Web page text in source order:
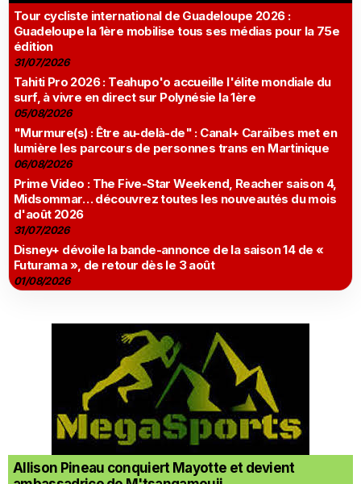
Tour cycliste international de Guadeloupe 2026 :
Guadeloupe la 1ère mobilise tous ses médias pour la 75e
édition
31/07/2026
Tahiti Pro 2026 : Teahupo'o accueille l'élite mondiale du
surf, à vivre en direct sur Polynésie la 1ère
05/08/2026
"Murmure(s) : Être au-delà-de" : Canal+ Caraïbes met en
lumière les parcours de personnes trans en Martinique
06/08/2026
Prime Video : The Five-Star Weekend, Reacher saison 4,
Midsommar… découvrez toutes les nouveautés du mois
d'août 2026
31/07/2026
Disney+ dévoile la bande-annonce de la saison 14 de «
Futurama », de retour dès le 3 août
01/08/2026
Allison Pineau conquiert Mayotte et devient